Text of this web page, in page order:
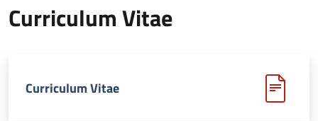
Curriculum Vitae
Curriculum Vitae